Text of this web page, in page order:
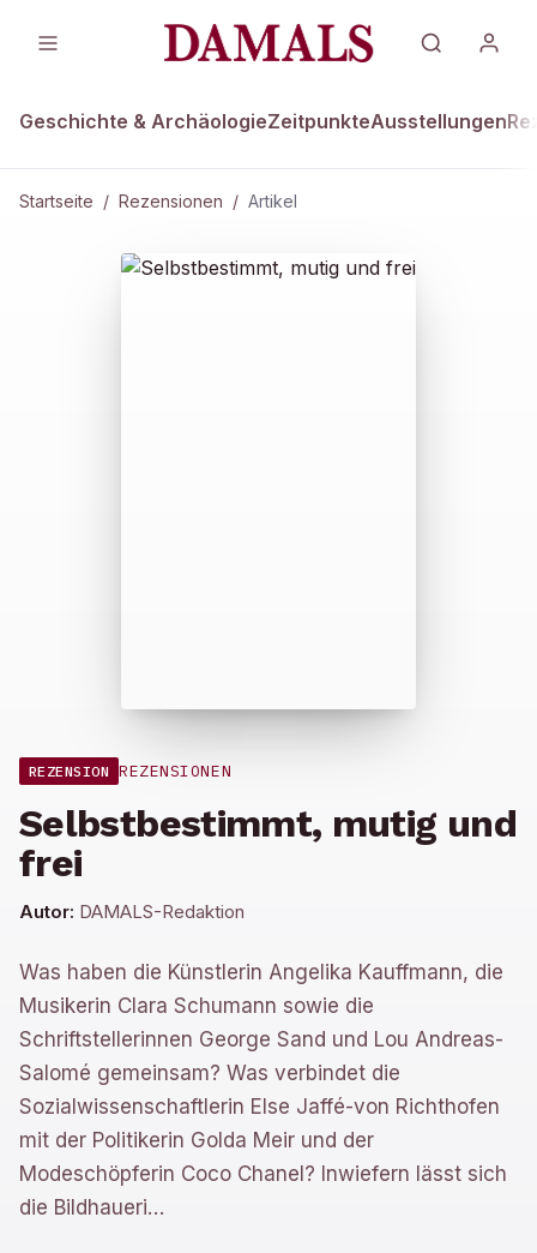
Geschichte & ArchäologieZeitpunkteAusstellungen
Startseite / Rezensionen / Artikel
REZENSION REZENSIONEN
Selbstbestimmt, mutig und
frei
Autor: DAMALS-Redaktion
Was haben die Künstlerin Angelika Kauffmann, die
Musikerin Clara Schumann sowie die
Schriftstellerinnen George Sand und Lou Andreas-
Salomé gemeinsam? Was verbindet die
Sozialwissenschaftlerin Else Jaffé-von Richthofen
mit der Politikerin Golda Meir und der
Modeschöpferin Coco Chanel? Inwiefern lässt sich
die Bildhaueri…